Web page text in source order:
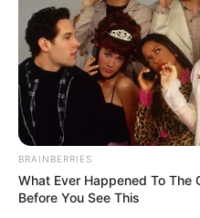
BRAINBERRIES
What Ever Happened To The
Before You See This